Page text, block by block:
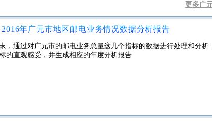
更多广
2016年广元市地区邮电业务情况数据分析报告
，通过对广元市的邮电业务总量这几个指标的数据进行处理和分
的直观感受，并生成相应的年度分析报告